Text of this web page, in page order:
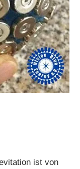
ist von